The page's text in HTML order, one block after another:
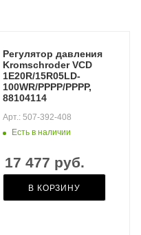
Регулятор давления
Kromschroder VCD
1E20R/15R05LD-
100WR/PPPP/PPPP,
88104114
Есть в наличии
Арт.: 507-392-408
17 477 руб.
В КОРЗИНУ